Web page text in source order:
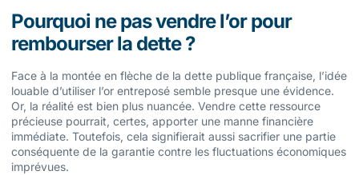
Pourquoi ne pas vendre l’or pour
rembourser la dette ?
Face à la montée en flèche de la dette publique française, l’idée
louable d’utiliser l’or entreposé semble presque une évidence.
Or, la réalité est bien plus nuancée. Vendre cette ressource
précieuse pourrait, certes, apporter une manne financière
immédiate. Toutefois, cela signifierait aussi sacrifier une partie
conséquente de la garantie contre les fluctuations économiques
imprévues.